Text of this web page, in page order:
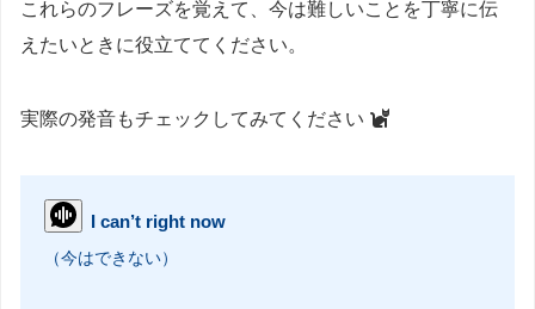
これらのフレーズを覚えて、今は難しいことを丁寧に伝
えたいときに役立ててください。
実際の発音もチェックしてみてください
I can’t right now
（今はできない）